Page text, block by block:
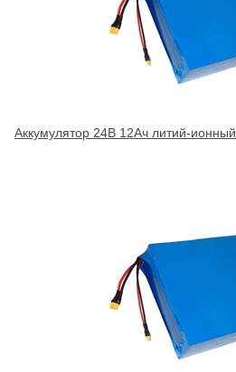
Аккумулятор 24В 12Ач литий-ионный